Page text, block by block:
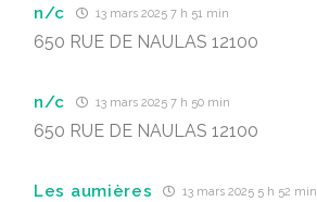
n/c 13 mars 2025 7 h 51 min
650 RUE DE NAULAS 12100
n/c 13 mars 2025 7 h 50 min
650 RUE DE NAULAS 12100
Les aumières 13 mars 2025 5 h 52 min